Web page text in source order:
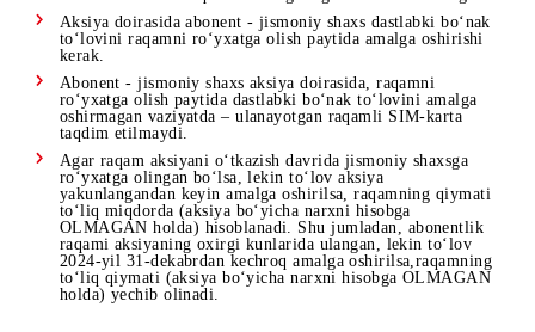
etilgan chegirma miqdorida raqam narxini to‘lashi zarur.
Super Gold, Platinum Light, Platinum, Platinum Plus, Super
Platinum toifalaridagi abonent raqamlarini ulash Mobiuzning
shaxsiy ofislarida mavjud.
Aksiya doirasida 2025-yil 11-mart (shu jumladan) gacha
bo‘lgan abonentlar uchun aksiya shartlari ulanish vaqtida
amalda bo‘lgan holatda qoladi.
Aksiya shartlari:
«Chiroyli raqamlarga aksiya» doirasida chegirmalar bilan